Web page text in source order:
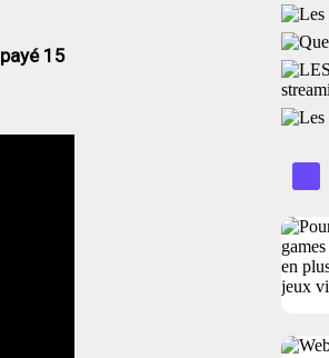
payé 15